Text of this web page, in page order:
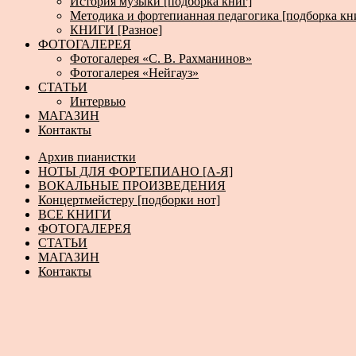
Методика и фортепианная педагогика [подборка
КНИГИ [Разное]
ФОТОГАЛЕРЕЯ
Фотогалерея «С. В. Рахманинов»
Фотогалерея «Нейгауз»
СТАТЬИ
Интервью
МАГАЗИН
Контакты
Архив пианистки
НОТЫ ДЛЯ ФОРТЕПИАНО [А-Я]
ВОКАЛЬНЫЕ ПРОИЗВЕДЕНИЯ
Концертмейстеру [подборки нот]
ВСЕ КНИГИ
ФОТОГАЛЕРЕЯ
СТАТЬИ
МАГАЗИН
Контакты